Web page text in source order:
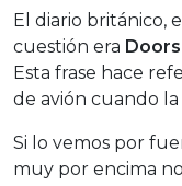
El diario británico,
cuestión era
Esta frase hace
de avión cuando
Si lo vemos por
muy por encima